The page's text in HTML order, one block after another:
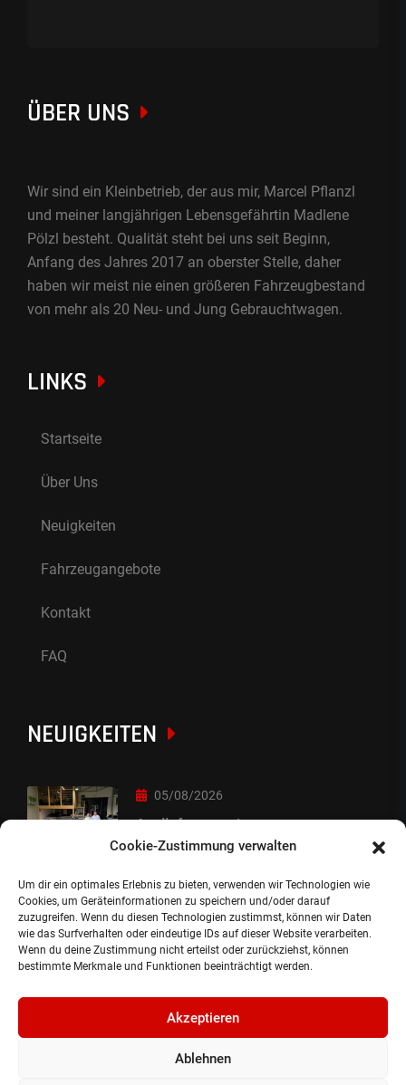
Cookie-Zustimmung verwalten
Um dir ein optimales Erlebnis zu bieten, verwenden wir Technologien wie
Cookies, um Geräteinformationen zu speichern und/oder darauf
zuzugreifen. Wenn du diesen Technologien zustimmst, können wir Daten
wie das Surfverhalten oder eindeutige IDs auf dieser Website verarbeiten.
Wenn du deine Zustimmung nicht erteilst oder zurückziehst, können
bestimmte Merkmale und Funktionen beeinträchtigt werden.
Akzeptieren
Ablehnen
ÜBER UNS
Wir sind ein Kleinbetrieb, der aus mir, Marcel Pflanzl
und meiner langjährigen Lebensgefährtin Madlene
Pölzl besteht. Qualität steht bei uns seit Beginn,
Anfang des Jahres 2017 an oberster Stelle, daher
haben wir meist nie einen größeren Fahrzeugbestand
von mehr als 20 Neu- und Jung Gebrauchtwagen.
LINKS
Startseite
Über Uns
Neuigkeiten
Fahrzeugangebote
Kontakt
FAQ
NEUIGKEITEN
05/08/2026
Auslieferung :-)
05/08/2026
besondere Übergabe
©2024, Gepflanzt Jung- und SportwagenhandelsgmbH.